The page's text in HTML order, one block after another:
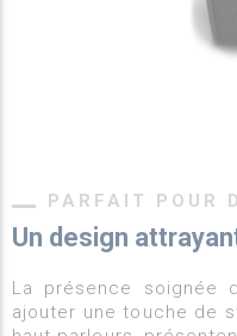
PARFAIT POUR
Un design
La présence soignée
ajouter une touche de